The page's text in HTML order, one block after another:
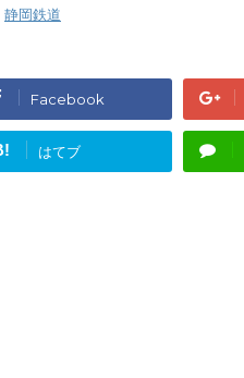
静岡鉄道
Facebook
はてブ